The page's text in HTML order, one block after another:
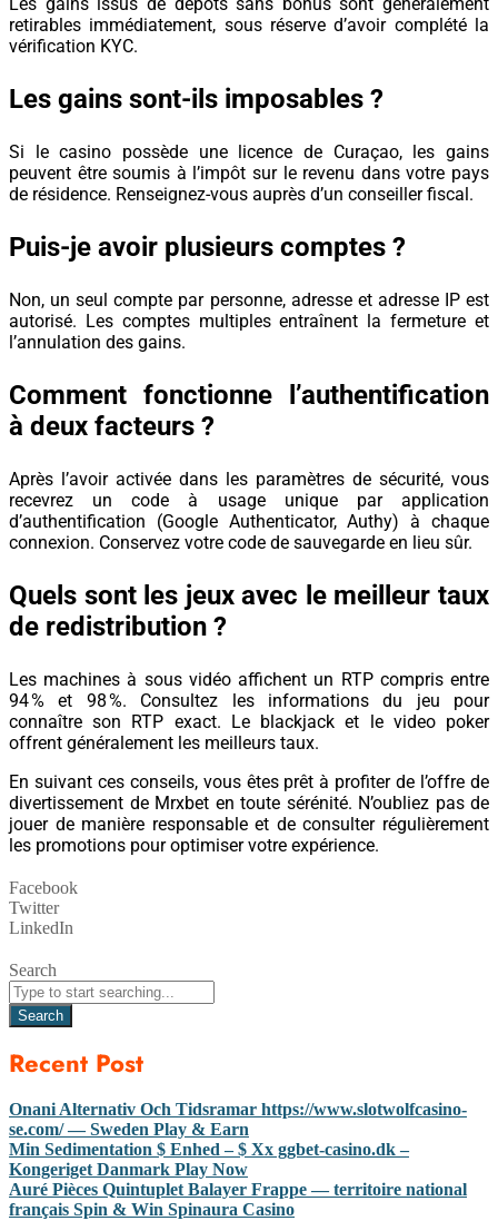
Les gains issus de dépôts sans bonus sont généralement
retirables immédiatement, sous réserve d’avoir complété la
vérification KYC.
Les gains sont-ils imposables ?
Si le casino possède une licence de Curaçao, les gains
peuvent être soumis à l’impôt sur le revenu dans votre pays
de résidence. Renseignez-vous auprès d’un conseiller fiscal.
Puis-je avoir plusieurs comptes ?
Non, un seul compte par personne, adresse et adresse IP est
autorisé. Les comptes multiples entraînent la fermeture et
l’annulation des gains.
Comment fonctionne l’authentification
à deux facteurs ?
Après l’avoir activée dans les paramètres de sécurité, vous
recevrez un code à usage unique par application
d’authentification (Google Authenticator, Authy) à chaque
connexion. Conservez votre code de sauvegarde en lieu sûr.
Quels sont les jeux avec le meilleur taux
de redistribution ?
Les machines à sous vidéo affichent un RTP compris entre
94 % et 98 %. Consultez les informations du jeu pour
connaître son RTP exact. Le blackjack et le video poker
offrent généralement les meilleurs taux.
En suivant ces conseils, vous êtes prêt à profiter de l’offre de
divertissement de Mrxbet en toute sérénité. N’oubliez pas de
jouer de manière responsable et de consulter régulièrement
les promotions pour optimiser votre expérience.
Facebook
Twitter
LinkedIn
Search
Search
Recent Post
Onani Alternativ Och Tidsramar https://www.slotwolfcasino-
se.com/ — Sweden Play & Earn
Min Sedimentation $ Enhed – $ Xx ggbet-casino.dk –
Kongeriget Danmark Play Now
Auré Pièces Quintuplet Balayer Frappe — territoire national
français Spin & Win Spinaura Casino